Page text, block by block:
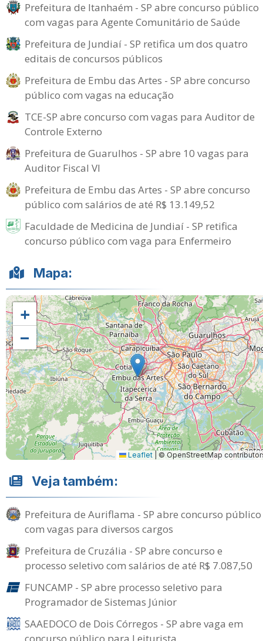
Prefeitura de Itanhaém - SP abre concurso público
com vagas para Agente Comunitário de Saúde
Prefeitura de Jundiaí - SP retifica um dos quatro
editais de concursos públicos
Prefeitura de Embu das Artes - SP abre concurso
público com vagas na educação
TCE-SP abre concurso com vagas para Auditor de
Controle Externo
Prefeitura de Guarulhos - SP abre 10 vagas para
Auditor Fiscal VI
Prefeitura de Embu das Artes - SP abre concurso
público com salários de até R$ 13.149,52
Faculdade de Medicina de Jundiaí - SP retifica
concurso público com vaga para Enfermeiro
Mapa:
+
−
Leaflet © OpenStreetMap
Veja também:
Prefeitura de Auriflama - SP abre concurso público
com vagas para diversos cargos
Prefeitura de Cruzália - SP abre concurso e
processo seletivo com salários de até R$ 7.087,50
FUNCAMP - SP abre processo seletivo para
Programador de Sistemas Júnior
SAAEDOCO de Dois Córregos - SP abre vaga em